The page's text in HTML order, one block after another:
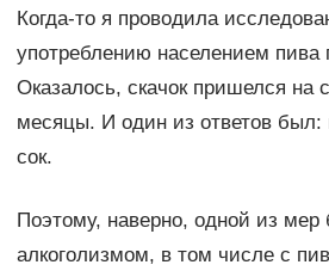
Когда-то я проводила
употреблению населением пива
Оказалось, скачок пришелся на
месяцы. И один из ответов
сок.
Поэтому, наверно, одной из мер
алкоголизмом, в том числе с